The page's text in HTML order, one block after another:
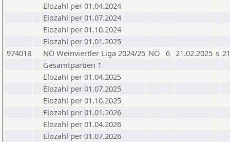
Elozahl per 01.04.2024
Elozahl per 01.07.2024
Elozahl per 01.10.2024
Elozahl per 01.01.2025
974018
NÖ Weinviertler Liga 2024/25 NÖ 6 21.02.2025 s
Gesamtpartien 1
Elozahl per 01.04.2025
Elozahl per 01.07.2025
Elozahl per 01.10.2025
Elozahl per 01.01.2026
Elozahl per 01.04.2026
Elozahl per 01.07.2026